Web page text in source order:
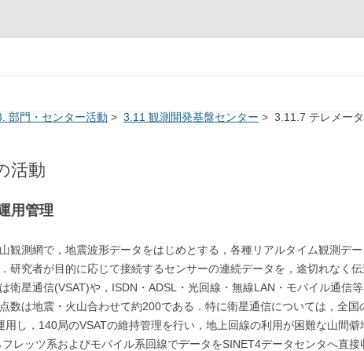
部門・センター活動 > 3.11 観測開発基盤センター > 3.11.7 テレメー
活動
用管理
観測網で，地震波形データをはじめとする，各種リアルタイム観測デ
研究者が目的に応じて接続するセンサーの連続データを，途切れなく
衛星通信(VSAT)や，ISDN・ADSL・光回線・無線LAN・モバイル通信
数は地震・火山合わせて約200である．特に衛星通信については，全
し，140局のVSATの維持管理を行い，地上回線の利用が困難な山間
レッツ系およびモバイル系回線でデータをSINET4データセンタへ直